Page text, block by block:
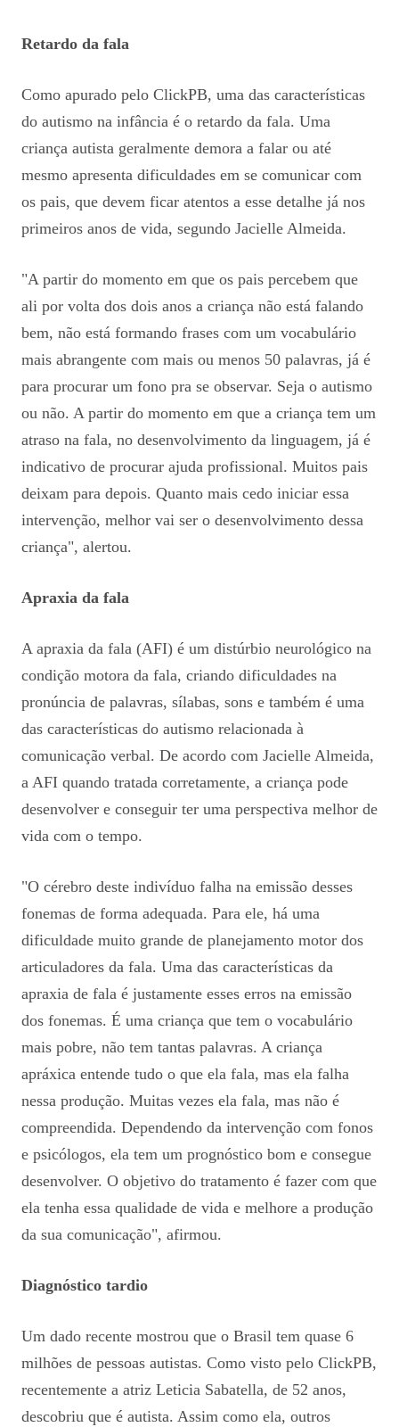
Retardo da fala
Como apurado pelo ClickPB, uma das características
do autismo na infância é o retardo da fala. Uma
criança autista geralmente demora a falar ou até
mesmo apresenta dificuldades em se comunicar com
os pais, que devem ficar atentos a esse detalhe já nos
primeiros anos de vida, segundo Jacielle Almeida.
"A partir do momento em que os pais percebem que
ali por volta dos dois anos a criança não está falando
bem, não está formando frases com um vocabulário
mais abrangente com mais ou menos 50 palavras, já é
para procurar um fono pra se observar. Seja o autismo
ou não. A partir do momento em que a criança tem um
atraso na fala, no desenvolvimento da linguagem, já é
indicativo de procurar ajuda profissional. Muitos pais
deixam para depois. Quanto mais cedo iniciar essa
intervenção, melhor vai ser o desenvolvimento dessa
criança", alertou.
Apraxia da fala
A apraxia da fala (AFI) é um distúrbio neurológico na
condição motora da fala, criando dificuldades na
pronúncia de palavras, sílabas, sons e também é uma
das características do autismo relacionada à
comunicação verbal. De acordo com Jacielle Almeida,
a AFI quando tratada corretamente, a criança pode
desenvolver e conseguir ter uma perspectiva melhor de
vida com o tempo.
"O cérebro deste indivíduo falha na emissão desses
fonemas de forma adequada. Para ele, há uma
dificuldade muito grande de planejamento motor dos
articuladores da fala. Uma das características da
apraxia de fala é justamente esses erros na emissão
dos fonemas. É uma criança que tem o vocabulário
mais pobre, não tem tantas palavras. A criança
apráxica entende tudo o que ela fala, mas ela falha
nessa produção. Muitas vezes ela fala, mas não é
compreendida. Dependendo da intervenção com fonos
e psicólogos, ela tem um prognóstico bom e consegue
desenvolver. O objetivo do tratamento é fazer com que
ela tenha essa qualidade de vida e melhore a produção
da sua comunicação", afirmou.
Diagnóstico tardio
Um dado recente mostrou que o Brasil tem quase 6
milhões de pessoas autistas. Como visto pelo ClickPB,
recentemente a atriz Leticia Sabatella, de 52 anos,
descobriu que é autista. Assim como ela, outros